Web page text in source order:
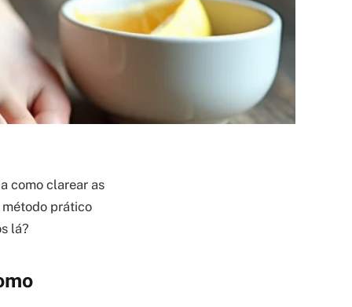
como clarear as
prático
lá?